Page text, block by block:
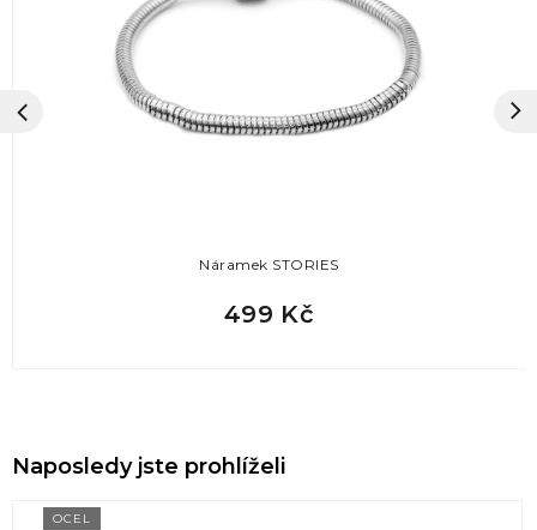
Náramek STORIES
499 Kč
Naposledy jste prohlíželi
OCEL